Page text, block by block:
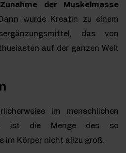
der Muskelmasse
wurde Kreatin zu einem
das von
auf der ganzen Welt
im menschlichen
ist die Menge des so
im Körper nicht allzu groß.